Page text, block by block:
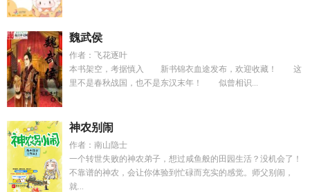
魏武侯
作者：飞花逐叶
本书架空，考据慎入 新书锦衣血途发布，欢迎收藏！ 这
里不是春秋战国，也不是东汉末年！ 似曾相识...
神农别闹
作者：南山隐士
一个转世失败的神农弟子，想过咸鱼般的田园生活？没机会了！
不靠谱的神农，会让你体验到忙碌而充实的感觉。师父别闹，
就...